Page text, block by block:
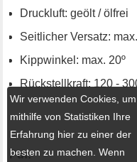
Druckluft: geölt / ölfrei
Seitlicher Versatz:
Kippwinkel: max. 20º
Rückstellkraft: 120 -
Pdf:
Wir verwenden Cookies, um
mithilfe von Statistiken Ihre
Erfahrung hier zu einer der
besten zu machen. Wenn